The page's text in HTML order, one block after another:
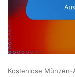
Kostenlose Münzen-